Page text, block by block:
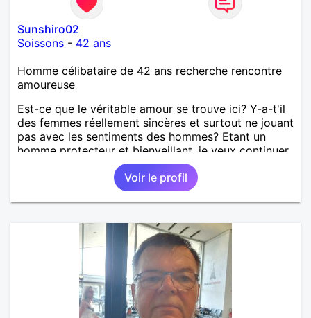
Sunshiro02
Soissons - 42 ans
Homme célibataire de 42 ans recherche rencontre
amoureuse
Est-ce que le véritable amour se trouve ici? Y-a-t'il
des femmes réellement sincères et surtout ne jouant
pas avec les sentiments des hommes? Etant un
homme protecteur et bienveillant, je veux continuer
d'y croire et pouvoir enfin former la petite famille
que je désir temps. Faux profil, profiteuse et autres
joyeuseté passer votre chemin, vous ne
m'intéressez pas du tout!
Voir le profil